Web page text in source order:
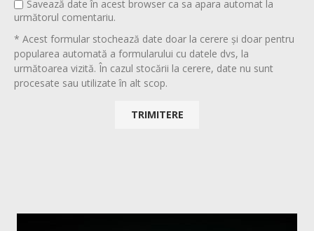
Savează date în acest browser ca sa apara automat la
următorul comentariu.
* Acest formular stochează date doar la cerere și doar pentru
popularea automată a formularului cu datele dvs, la
următoarea vizită. În cazul stocării la cerere, date nu sunt
procesate sau utilizate în alt scop.